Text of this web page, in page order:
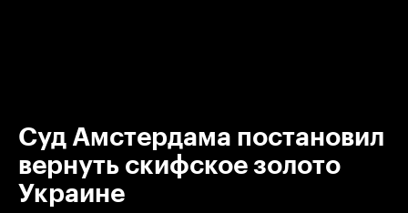
Суд Амстердама постановил
вернуть скифское золото
Украине